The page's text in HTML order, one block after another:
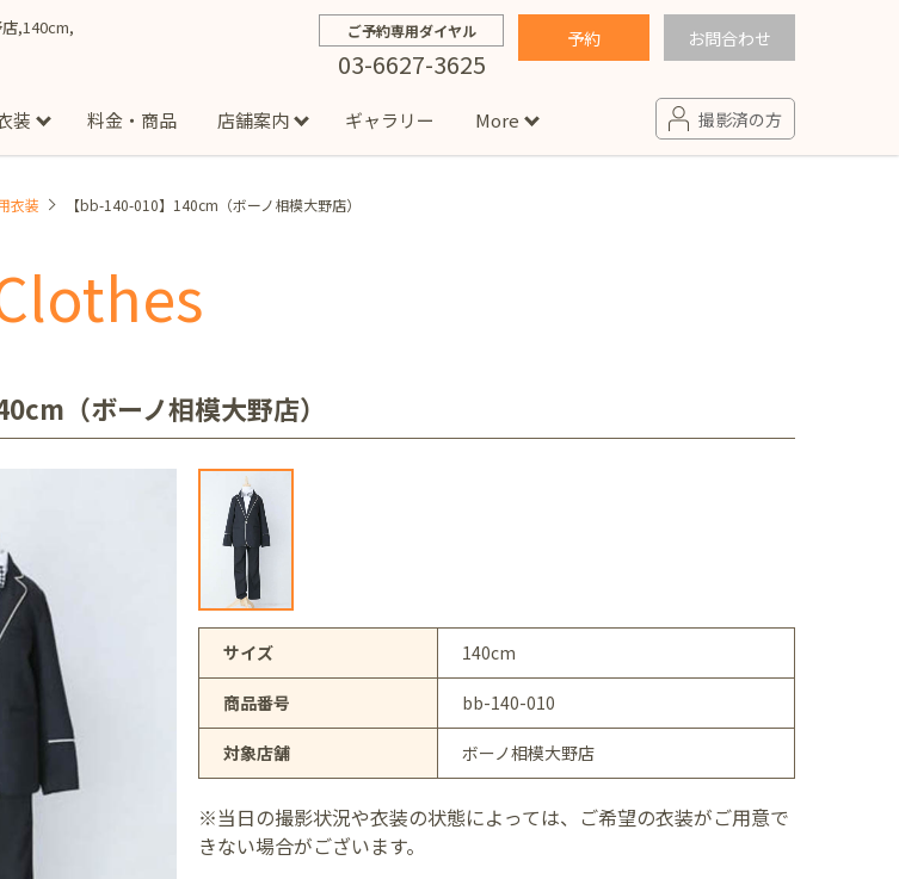
,140cm, ご予約専用ダイヤル
03-6627-3625
予約 お問合わせ
マタニティフォト
卒業 ファミリーフォト 誕生日
装
1/2成人式着物(女の子)
(男の子) 祝い着
料金・商品 店舗案内
祥寺店 イオンモール多摩平の森店
ギャラリー More 撮影済の方
衣装 【bb-140-010】140cm（ボーノ相模大野店）
（ボーノ相模大野店）
サイズ 140cm
商品番号 bb-140-010
対象店舗 ボーノ相模大野店
※当日の撮影状況や衣装の状態によっては、ご希望の衣装がご用意で
きない場合がございます。